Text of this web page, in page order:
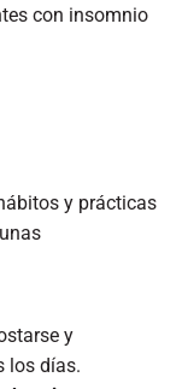
con insomnio
y prácticas
y
los días.​